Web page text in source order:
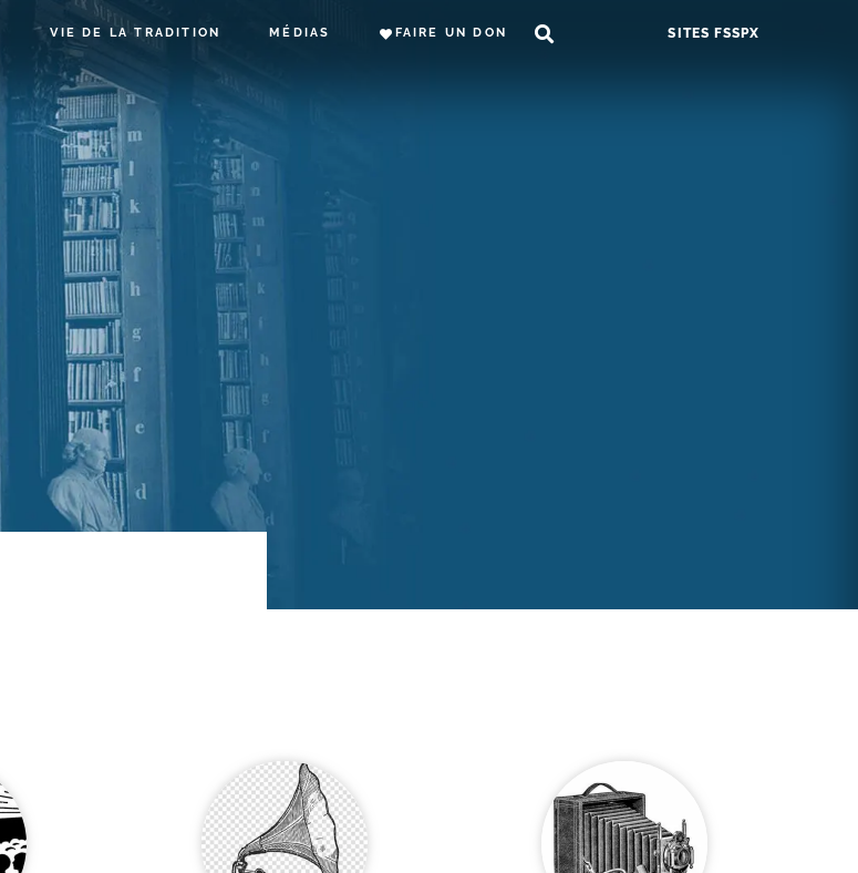
VIE DE LA TRADITION MÉDIAS FAIRE UN DON SITES FSSPX